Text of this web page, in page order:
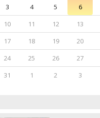
3
4 5 6
10
11 12 13
17
18 19 20
24
25 26 27
31
1 2 3